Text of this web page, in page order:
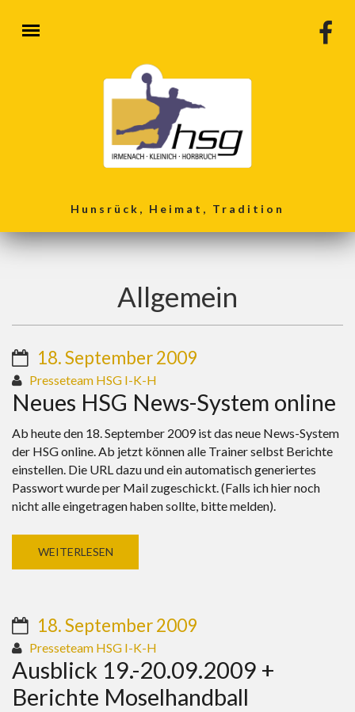
Hunsrück, Heimat, Tradition
Allgemein
18. September 2009
Presseteam HSG I-K-H
Neues HSG News-System online
Ab heute den 18. September 2009 ist das neue News-System
der HSG online. Ab jetzt können alle Trainer selbst Berichte
einstellen. Die URL dazu und ein automatisch generiertes
Passwort wurde per Mail zugeschickt. (Falls ich hier noch
nicht alle eingetragen haben sollte, bitte melden).
WEITERLESEN
18. September 2009
Presseteam HSG I-K-H
Ausblick 19.-20.09.2009 +
Berichte Moselhandball